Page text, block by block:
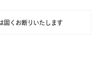
固くお断りいたします